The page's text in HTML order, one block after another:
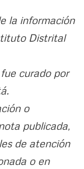
la información
Distrital
curado por
o
publicada,
de atención
o en